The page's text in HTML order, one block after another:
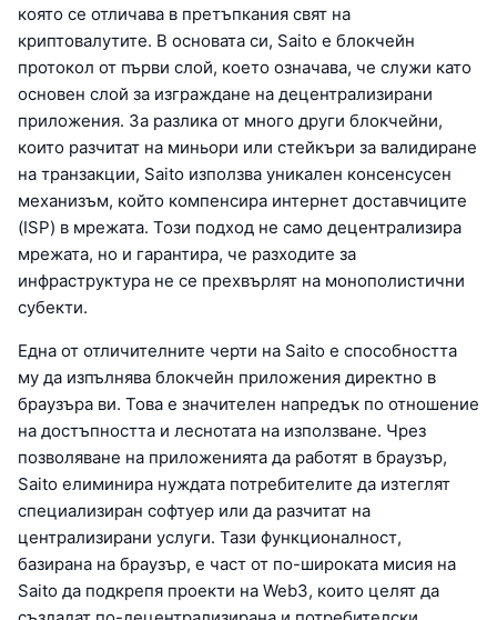
която се отличава в претъпкания свят на
криптовалутите. В основата си, Saito е блокчейн
протокол от първи слой, което означава, че служи като
основен слой за изграждане на децентрализирани
приложения. За разлика от много други блокчейни,
които разчитат на миньори или стейкъри за валидиране
на транзакции, Saito използва уникален консенсусен
механизъм, който компенсира интернет доставчиците
(ISP) в мрежата. Този подход не само децентрализира
мрежата, но и гарантира, че разходите за
инфраструктура не се прехвърлят на монополистични
субекти.
Една от отличителните черти на Saito е способността
му да изпълнява блокчейн приложения директно в
браузъра ви. Това е значителен напредък по отношение
на достъпността и леснотата на използване. Чрез
позволяване на приложенията да работят в браузър,
Saito елиминира нуждата потребителите да изтеглят
специализиран софтуер или да разчитат на
централизирани услуги. Тази функционалност,
базирана на браузър, е част от по-широката мисия на
Saito да подкрепя проекти на Web3, които целят да